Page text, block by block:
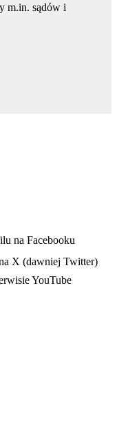
m.in. sądów i
na Facebooku
X (dawniej Twitter)
YouTube